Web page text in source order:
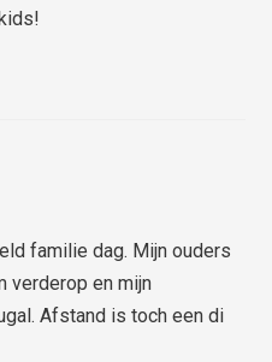
familie dag. Mijn ouders
verderop en mijn
Afstand is toch een di